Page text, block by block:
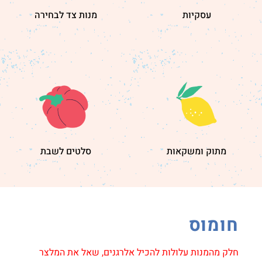
עסקיות מנות צד לבחירה
מתוק ומשקאות סלטים לשבת
חומוס
חלק מהמנות עלולות להכיל אלרגנים, שאל את המלצר